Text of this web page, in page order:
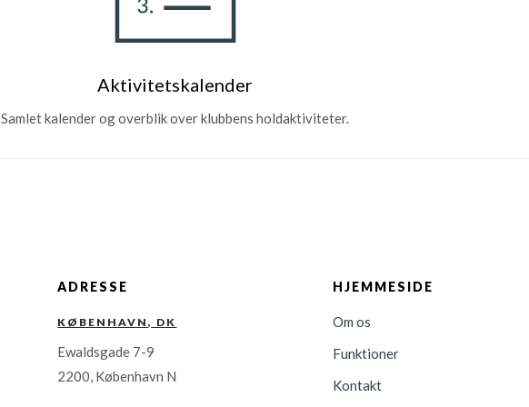
Aktivitetskalender
Samlet kalender og overblik over klubbens holdaktiviteter.
ADRESSE
KØBENHAVN, DK
Ewaldsgade 7-9
2200, København N
HJEMMESIDE
Om os
Funktioner
Kontakt